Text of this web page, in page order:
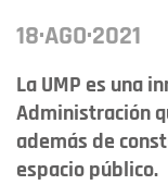
18·AGO·2021
La UMP es una
Administración
además de
espacio público.